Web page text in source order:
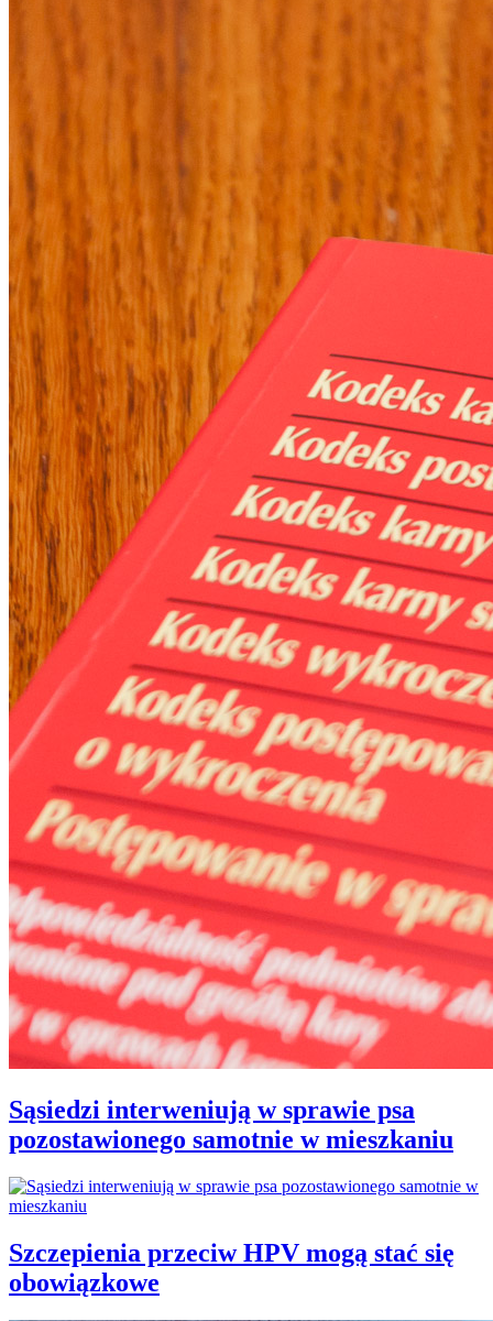
Sąsiedzi interweniują w sprawie psa
pozostawionego samotnie w mieszkaniu
Szczepienia przeciw HPV mogą stać się
obowiązkowe